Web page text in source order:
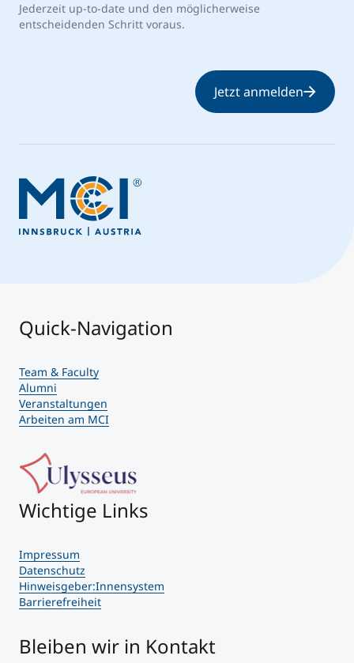
Jederzeit up-to-date und den möglicherweise
entscheidenden Schritt voraus.
Jetzt anmelden
Quick-Navigation
Team & Faculty
Alumni
Veranstaltungen
Arbeiten am MCI
Wichtige Links
Impressum
Datenschutz
Hinweisgeber:Innensystem
Barrierefreiheit
Bleiben wir in Kontakt